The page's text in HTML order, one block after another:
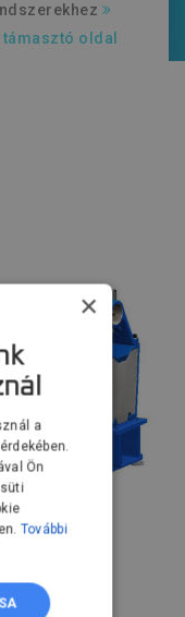
oldal
×
a
Ön
További